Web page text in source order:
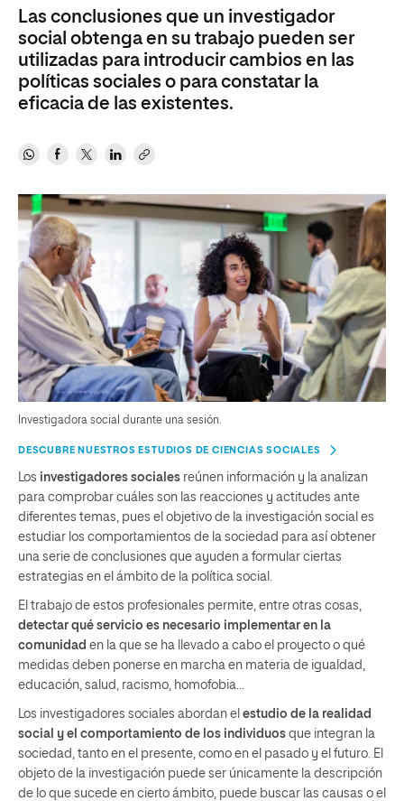
Las conclusiones que un investigador
social obtenga en su trabajo pueden ser
utilizadas para introducir cambios en las
políticas sociales o para constatar la
eficacia de las existentes.
Investigadora social durante una sesión.
DESCUBRE NUESTROS ESTUDIOS DE CIENCIAS SOCIALES
Los investigadores sociales reúnen información y la analizan
para comprobar cuáles son las reacciones y actitudes ante
diferentes temas, pues el objetivo de la investigación social es
estudiar los comportamientos de la sociedad para así obtener
una serie de conclusiones que ayuden a formular ciertas
estrategias en el ámbito de la política social.
El trabajo de estos profesionales permite, entre otras cosas,
detectar qué servicio es necesario implementar en la
comunidad en la que se ha llevado a cabo el proyecto o qué
medidas deben ponerse en marcha en materia de igualdad,
educación, salud, racismo, homofobia…
Los investigadores sociales abordan el estudio de la realidad
social y el comportamiento de los individuos que integran la
sociedad, tanto en el presente, como en el pasado y el futuro. El
objeto de la investigación puede ser únicamente la descripción
de lo que sucede en cierto ámbito, puede buscar las causas o el